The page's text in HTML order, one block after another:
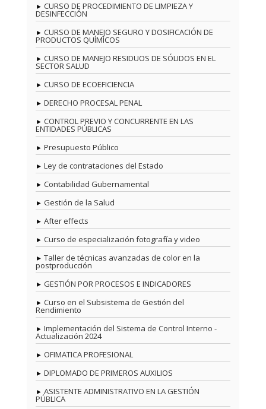
CURSO DE PROCEDIMIENTO DE LIMPIEZA Y
DESINFECCIÓN
CURSO DE MANEJO SEGURO Y DOSIFICACIÓN DE
PRODUCTOS QUÍMICOS
CURSO DE MANEJO RESIDUOS DE SÓLIDOS EN EL
SECTOR SALUD
CURSO DE ECOEFICIENCIA
DERECHO PROCESAL PENAL
CONTROL PREVIO Y CONCURRENTE EN LAS
ENTIDADES PÚBLICAS
Presupuesto Público
Ley de contrataciones del Estado
Contabilidad Gubernamental
Gestión de la Salud
After effects
Curso de especialización fotografía y video
Taller de técnicas avanzadas de color en la
postproducción
GESTIÓN POR PROCESOS E INDICADORES
Curso en el Subsistema de Gestión del
Rendimiento
Implementación del Sistema de Control Interno -
Actualización 2024
OFIMATICA PROFESIONAL
DIPLOMADO DE PRIMEROS AUXILIOS
ASISTENTE ADMINISTRATIVO EN LA GESTIÓN
PÚBLICA